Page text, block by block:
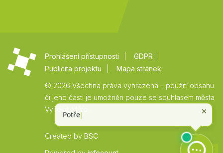
Prohlášení přístupnosti
GDPR
Publicita projektu
Mapa stránek
© 2026 Všechna práva vyhrazena – použití obsahu
či jeho části je umožněn pouze se souhlasem města
Vysoké Mýto.
Created by BSC
Zpět